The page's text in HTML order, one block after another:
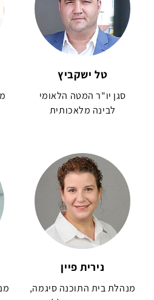
טל ישקביץ
סגן יו"ר המטה הלאומי
לבינה מלאכותית
נירית פיין
מנהלת בית התוכנה סיגמה,